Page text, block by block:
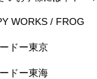
WORKS / FROG
ドー東京
ドー東海